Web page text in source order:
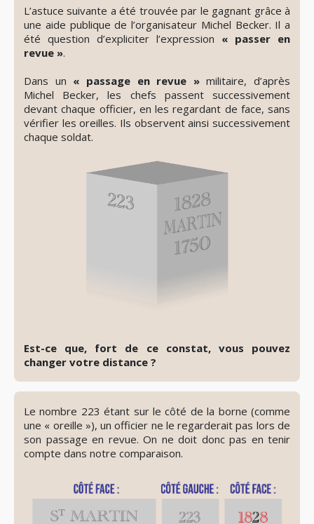
L’astuce suivante a été trouvée par le gagnant grâce à
une aide publique de l’organisateur Michel Becker. Il a
été question d’expliciter l’expression « passer en
revue ».
Dans un « passage en revue »militaire, d’après
Michel Becker, les chefs passent successivement
devant chaque officier, en les regardant de face, sans
vérifier les oreilles. Ils observent ainsi successivement
chaque soldat.
Est-ce que, fort de ce constat, vous pouvez
changer votre distance ?
le
Le nombre 223 étant sur le côté de la borne (comme
une « oreille »), un officier ne le regarderait pas lors de
son passage en revue. On ne doit donc pas en tenir
compte dans notre comparaison.